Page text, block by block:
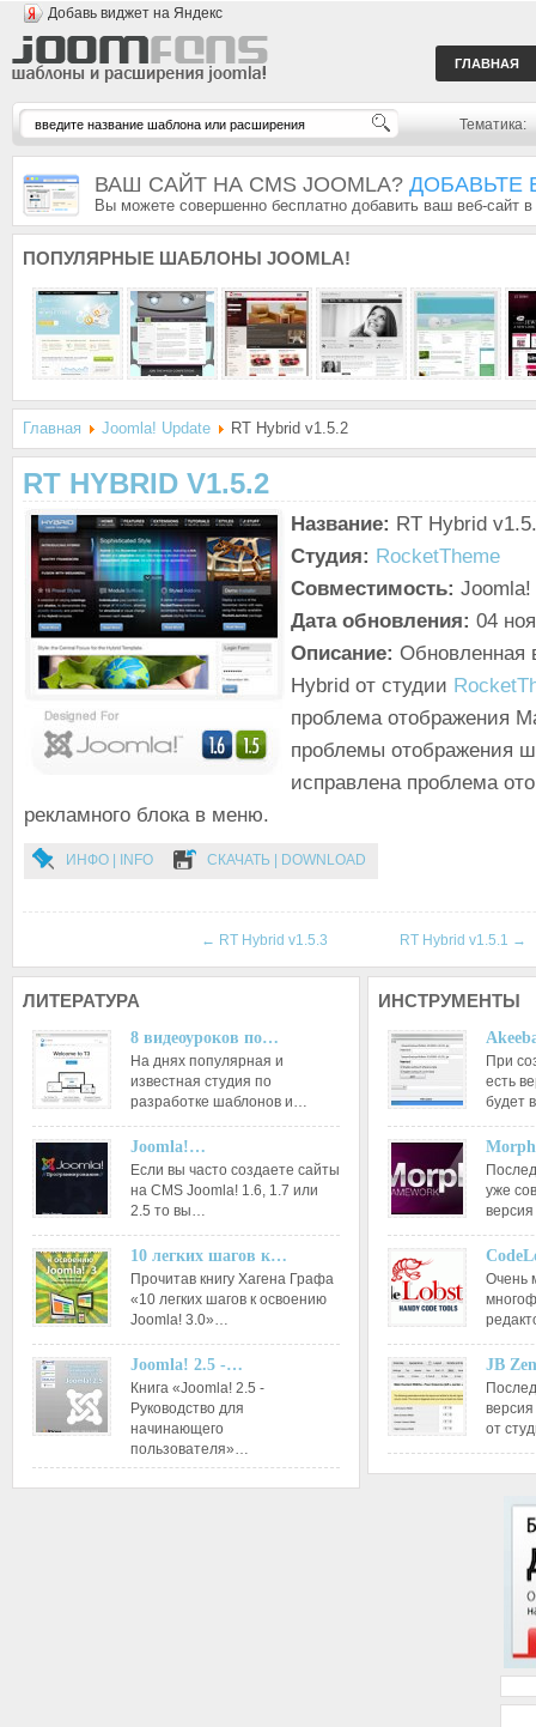
Добавь виджет на Яндекс
ГЛАВНАЯ
Тематика:
ВАШ САЙТ НА CMS JOOMLA? ДОБАВЬТЕ
Вы можете совершенно бесплатно добавить ваш веб-сайт
ПОПУЛЯРНЫЕ ШАБЛОНЫ JOOMLA!
Главная Joomla! Update RT Hybrid v1.5.2
RT HYBRID V1.5.2
Название: RT Hybrid
Студия: RocketTheme
Совместимость:
Дата обновления: 04
Описание: Обновленная
Hybrid от студии
проблема отображения
проблемы отображения
исправлена проблема
рекламного блока в меню.
ИНФО | INFO СКАЧАТЬ | DOWNLOAD
← RT Hybrid v1.5.3 RT Hybrid v1.5.1 →
ЛИТЕРАТУРА
8 видеоуроков по…
На днях популярная и
известная студия по
разработке шаблонов и…
Joomla!…
Если вы часто создаете сайты
на CMS Joomla! 1.6, 1.7 или
2.5 то вы…
10 легких шагов к…
Прочитав книгу Хагена Графа
«10 легких шагов к освоению
Joomla! 3.0»…
Joomla! 2.5 -…
Книга «Joomla! 2.5 -
Руководство для
начинающего
пользователя»…
ИНСТРУМЕНТЫ
При
есть
будет
уже
Очень
JB
от